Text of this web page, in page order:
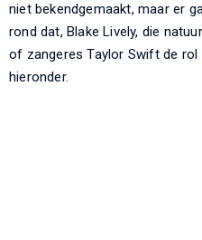
niet bekendgemaakt, maar er
rond dat, Blake Lively, die
of zangeres Taylor Swift de rol
hieronder.